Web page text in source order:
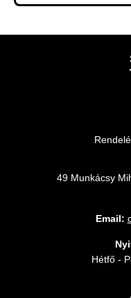
legmegfelelőbb
49 Munkácsy
Email:
Hétfő -